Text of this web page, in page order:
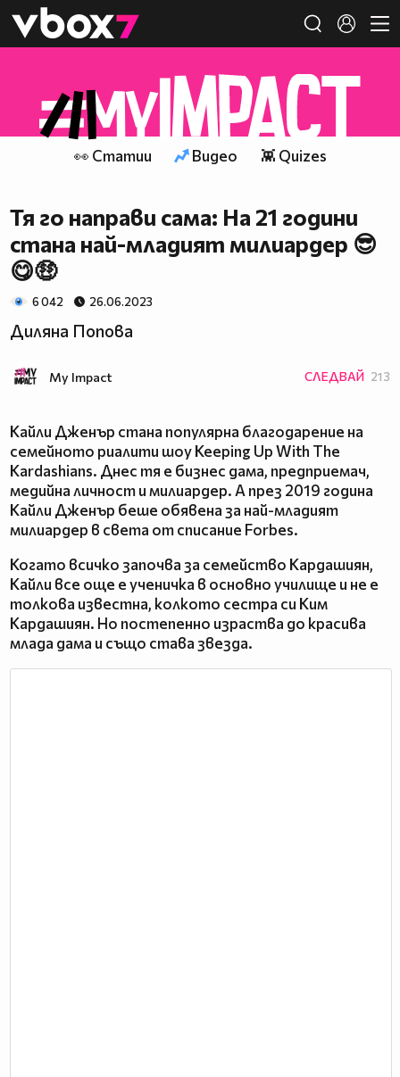
👾
👀 Статии Видео 👾 Quizes
Тя го направи сама: На 21 години
стана най-младият милиардер 😎
😋🤑
6 042 26.06.2023
Диляна Попова
My Impact СЛЕДВАЙ 213
Кайли Дженър стана популярна благодарение на
семейното риалити шоу Keeping Up With The
Kardashians. Днес тя е бизнес дама, предприемач,
медийна личност и милиардер. А през 2019 година
Кайли Дженър беше обявена за най-младият
милиардер в света от списание Forbes.
Когато всичко започва за семейство Кардашиян,
Кайли все още е ученичка в основно училище и не е
толкова известна, колкото сестра си Ким
Кардашиян. Но постепенно израства до красива
млада дама и също става звезда.